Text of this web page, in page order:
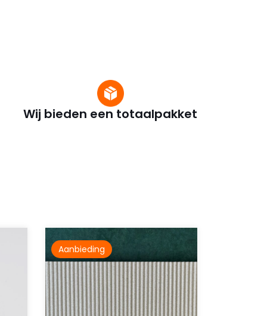
Wij bieden een totaalpakket
Aanbieding